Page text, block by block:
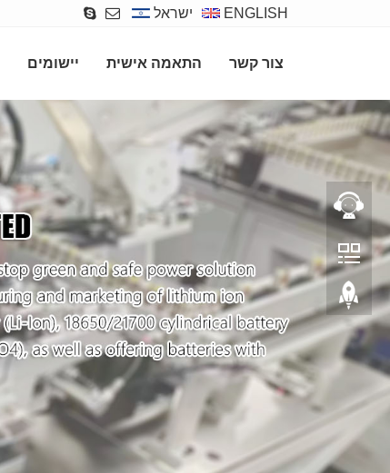
ישראל ENGLISH
יישומים התאמה אישית צור קשר